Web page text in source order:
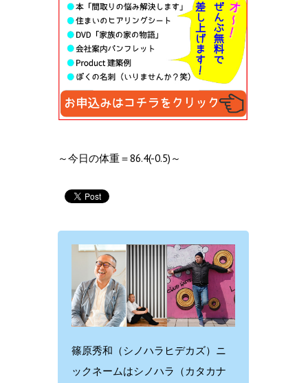
～今日の体重＝86.4(-0.5)～
篠原秀和（シノハラヒデカズ）ニ
ックネームはシノハラ（カタカナ